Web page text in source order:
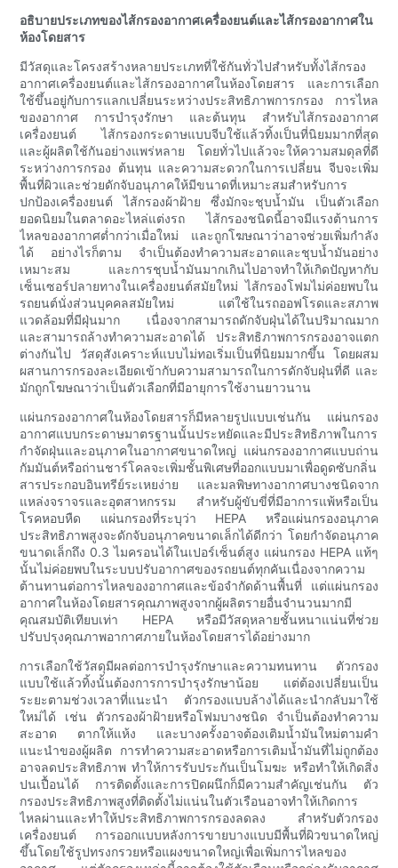
อธิบายประเภทของไส้กรองอากาศเครื่องยนต์และไส้กรองอากาศใน
ห้องโดยสาร
มีวัสดุและโครงสร้างหลายประเภทที่ใช้กันทั่วไปสำหรับทั้งไส้กรอง
อากาศเครื่องยนต์และไส้กรองอากาศในห้องโดยสาร และการเลือก
ใช้ขึ้นอยู่กับการแลกเปลี่ยนระหว่างประสิทธิภาพการกรอง การไหล
ของอากาศ การบำรุงรักษา และต้นทุน สำหรับไส้กรองอากาศ
เครื่องยนต์ ไส้กรองกระดาษแบบจีบใช้แล้วทิ้งเป็นที่นิยมมากที่สุด
และผู้ผลิตใช้กันอย่างแพร่หลาย โดยทั่วไปแล้วจะให้ความสมดุลที่ดี
ระหว่างการกรอง ต้นทุน และความสะดวกในการเปลี่ยน จีบจะเพิ่ม
พื้นที่ผิวและช่วยดักจับอนุภาคให้มีขนาดที่เหมาะสมสำหรับการ
ปกป้องเครื่องยนต์ ไส้กรองผ้าฝ้าย ซึ่งมักจะชุบน้ำมัน เป็นตัวเลือก
ยอดนิยมในตลาดอะไหล่แต่งรถ ไส้กรองชนิดนี้อาจมีแรงต้านการ
ไหลของอากาศต่ำกว่าเมื่อใหม่ และถูกโฆษณาว่าอาจช่วยเพิ่มกำลัง
ได้ อย่างไรก็ตาม จำเป็นต้องทำความสะอาดและชุบน้ำมันอย่าง
เหมาะสม และการชุบน้ำมันมากเกินไปอาจทำให้เกิดปัญหากับ
เซ็นเซอร์ปลายทางในเครื่องยนต์สมัยใหม่ ไส้กรองโฟมไม่ค่อยพบใน
รถยนต์นั่งส่วนบุคคลสมัยใหม่ แต่ใช้ในรถออฟโรดและสภาพ
แวดล้อมที่มีฝุ่นมาก เนื่องจากสามารถดักจับฝุ่นได้ในปริมาณมาก
และสามารถล้างทำความสะอาดได้ ประสิทธิภาพการกรองอาจแตก
ต่างกันไป วัสดุสังเคราะห์แบบไม่ทอเริ่มเป็นที่นิยมมากขึ้น โดยผสม
ผสานการกรองละเอียดเข้ากับความสามารถในการดักจับฝุ่นที่ดี และ
มักถูกโฆษณาว่าเป็นตัวเลือกที่มีอายุการใช้งานยาวนาน
แผ่นกรองอากาศในห้องโดยสารก็มีหลายรูปแบบเช่นกัน แผ่นกรอง
อากาศแบบกระดาษมาตรฐานนั้นประหยัดและมีประสิทธิภาพในการ
กำจัดฝุ่นและอนุภาคในอากาศขนาดใหญ่ แผ่นกรองอากาศแบบถ่าน
กัมมันต์หรือถ่านชาร์โคลจะเพิ่มชั้นพิเศษที่ออกแบบมาเพื่อดูดซับกลิ่น
สารประกอบอินทรีย์ระเหยง่าย และมลพิษทางอากาศบางชนิดจาก
แหล่งจราจรและอุตสาหกรรม สำหรับผู้ขับขี่ที่มีอาการแพ้หรือเป็น
โรคหอบหืด แผ่นกรองที่ระบุว่า HEPA หรือแผ่นกรองอนุภาค
ประสิทธิภาพสูงจะดักจับอนุภาคขนาดเล็กได้ดีกว่า โดยกำจัดอนุภาค
ขนาดเล็กถึง 0.3 ไมครอนได้ในเปอร์เซ็นต์สูง แผ่นกรอง HEPA แท้ๆ
นั้นไม่ค่อยพบในระบบปรับอากาศของรถยนต์ทุกคันเนื่องจากความ
ต้านทานต่อการไหลของอากาศและข้อจำกัดด้านพื้นที่ แต่แผ่นกรอง
อากาศในห้องโดยสารคุณภาพสูงจากผู้ผลิตรายอื่นจำนวนมากมี
คุณสมบัติเทียบเท่า HEPA หรือมีวัสดุหลายชั้นหนาแน่นที่ช่วย
ปรับปรุงคุณภาพอากาศภายในห้องโดยสารได้อย่างมาก
การเลือกใช้วัสดุมีผลต่อการบำรุงรักษาและความทนทาน ตัวกรอง
แบบใช้แล้วทิ้งนั้นต้องการการบำรุงรักษาน้อย แต่ต้องเปลี่ยนเป็น
ระยะตามช่วงเวลาที่แนะนำ ตัวกรองแบบล้างได้และนำกลับมาใช้
ใหม่ได้ เช่น ตัวกรองผ้าฝ้ายหรือโฟมบางชนิด จำเป็นต้องทำความ
สะอาด ตากให้แห้ง และบางครั้งอาจต้องเติมน้ำมันใหม่ตามคำ
แนะนำของผู้ผลิต การทำความสะอาดหรือการเติมน้ำมันที่ไม่ถูกต้อง
อาจลดประสิทธิภาพ ทำให้การรับประกันเป็นโมฆะ หรือทำให้เกิดสิ่ง
ปนเปื้อนได้ การติดตั้งและการปิดผนึกก็มีความสำคัญเช่นกัน ตัว
กรองประสิทธิภาพสูงที่ติดตั้งไม่แน่นในตัวเรือนอาจทำให้เกิดการ
ไหลผ่านและทำให้ประสิทธิภาพการกรองลดลง สำหรับตัวกรอง
เครื่องยนต์ การออกแบบหลังการขายบางแบบมีพื้นที่ผิวขนาดใหญ่
ขึ้นโดยใช้รูปทรงกรวยหรือแผงขนาดใหญ่เพื่อเพิ่มการไหลของ